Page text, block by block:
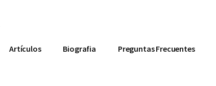
Artículos Biografia Preguntas Frecuentes